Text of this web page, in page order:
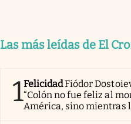
Las más leídas de El
1FelicidadFiódor
“Colón no fue feliz al
América, sino mientras